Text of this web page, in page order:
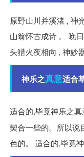
原野山川并溪渚 , 神
山翁怀古成诗 。 晚
头猎火夜相向 , 神妙
神乐之真意适合
适合的,毕竟神乐之真
契合一些的。所以说
色的。 适合的,毕竟